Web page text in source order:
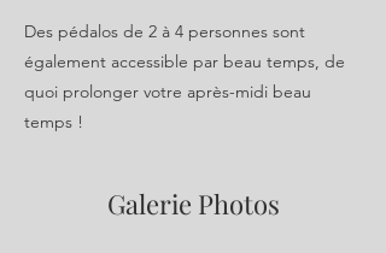
Des pédalos de 2 à 4 personnes sont
également accessible par beau temps, de
quoi prolonger votre après-midi beau
temps !
Galerie Photos